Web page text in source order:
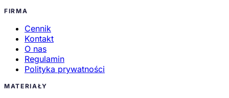
FIRMA
Cennik
Kontakt
O nas
Regulamin
Polityka prywatności
MATERIAŁY